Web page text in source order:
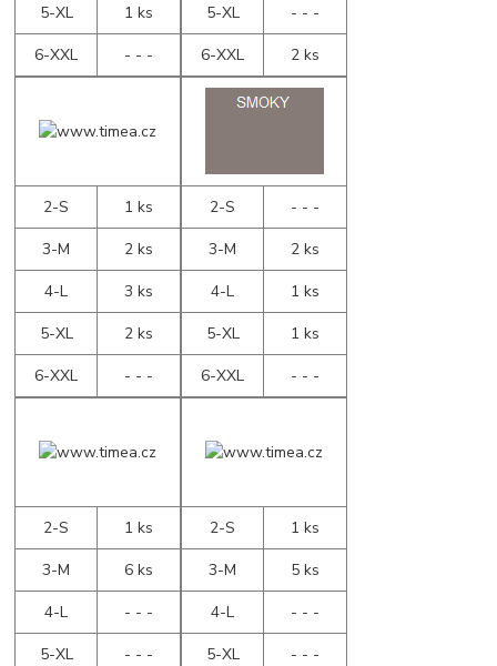
5-XL
1 ks
6-XXL
- - -
5-XL
- - -
6-XXL
2 ks
2-S
1 ks
3-M
2 ks
4-L
3 ks
5-XL
2 ks
6-XXL
- - -
2-S
- - -
3-M
2 ks
4-L
1 ks
5-XL
1 ks
6-XXL
- - -
2-S
1 ks
3-M
6 ks
4-L
- - -
5-XL
- - -
2-S
1 ks
3-M
5 ks
4-L
- - -
5-XL
- - -